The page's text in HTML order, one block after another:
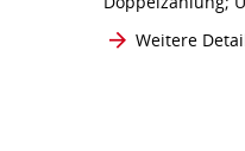
Weitere